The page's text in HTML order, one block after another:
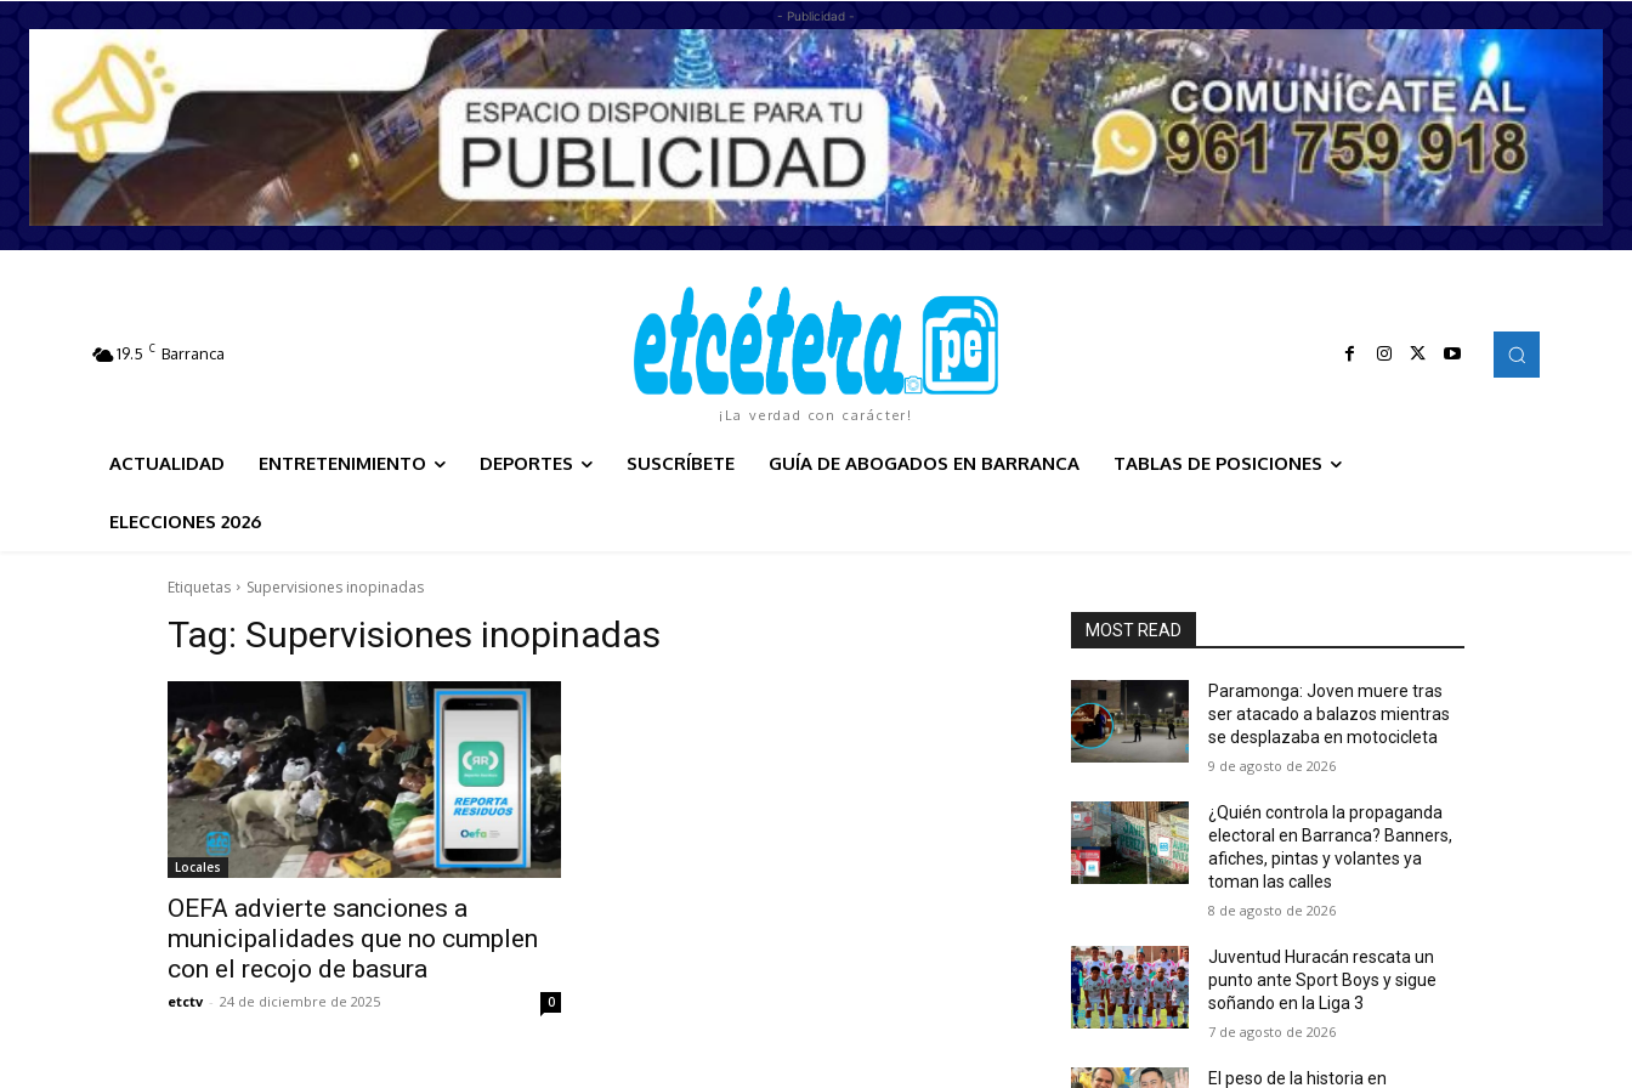
- Publicidad -
19.5 C Barranca
¡La verdad con carácter!
ACTUALIDAD ENTRETENIMIENTO DEPORTES SUSCRÍBETE GUÍA DE ABOGADOS EN BARRANCA TABLAS DE POSICIONES
ELECCIONES 2026
Etiquetas Supervisiones inopinadas
Tag: Supervisiones inopinadas
Locales
OEFA advierte sanciones a
municipalidades que no cumplen
con el recojo de basura
etctv - 24 de diciembre de 2025 0
MOST READ
Paramonga: Joven muere tras
ser atacado a balazos mientras
se desplazaba en motocicleta
9 de agosto de 2026
¿Quién controla la propaganda
electoral en Barranca? Banners,
afiches, pintas y volantes ya
toman las calles
8 de agosto de 2026
Juventud Huracán rescata un
punto ante Sport Boys y sigue
soñando en la Liga 3
7 de agosto de 2026
El peso de la historia en